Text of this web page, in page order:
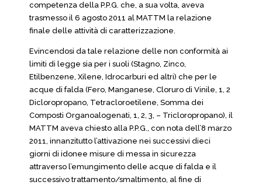
competenza della P.P.G. che, a sua volta, aveva
trasmesso il 6 agosto 2011 al MATTM la relazione
finale delle attività di caratterizzazione.
Evincendosi da tale relazione delle non conformità ai
limiti di legge sia per i suoli (Stagno, Zinco,
Etilbenzene, Xilene, Idrocarburi ed altri) che per le
acque di falda (Fero, Manganese, Cloruro di Vinile, 1, 2
Dicloropropano, Tetracloroetilene, Somma dei
Composti Organoalogenati, 1, 2, 3, – Tricloropropano), il
MATTM aveva chiesto alla P.P.G., con nota dell’8 marzo
2011, innanzitutto l’attivazione nei successivi dieci
giorni di idonee misure di messa in sicurezza
attraverso l’emungimento delle acque di falda e il
successivo trattamento/smaltimento, al fine di